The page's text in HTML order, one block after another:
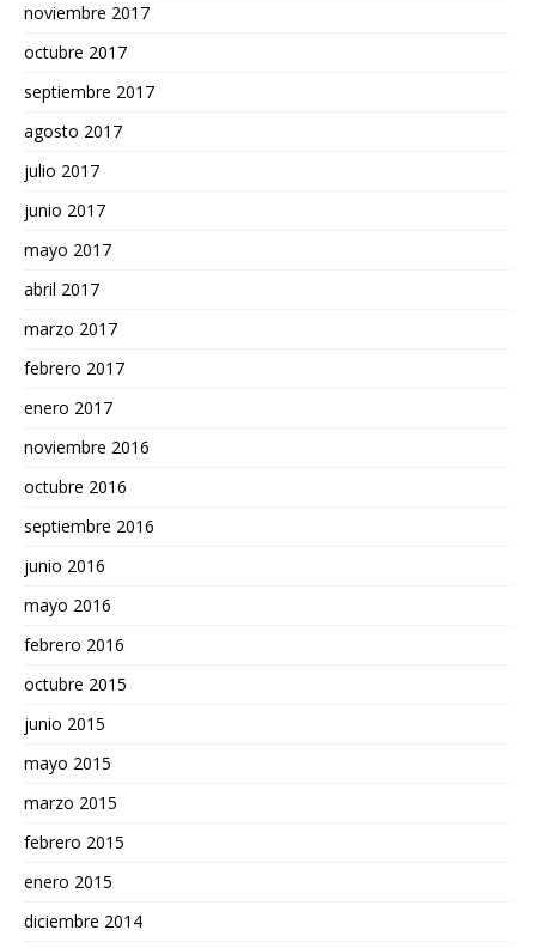
noviembre 2017
octubre 2017
septiembre 2017
agosto 2017
julio 2017
junio 2017
mayo 2017
abril 2017
marzo 2017
febrero 2017
enero 2017
noviembre 2016
octubre 2016
septiembre 2016
junio 2016
mayo 2016
febrero 2016
octubre 2015
junio 2015
mayo 2015
marzo 2015
febrero 2015
enero 2015
diciembre 2014